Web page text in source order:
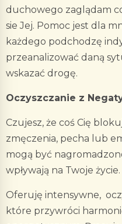
duchowego zaglądam
sie Jej. Pomoc jest dla
każdego podchodzę
przeanalizować daną
wskazać drogę.
Oczyszczanie z
Czujesz, że coś Cię
zmęczenia, pecha lub
mogą być
wpływają na Twoje życie.
Oferuję intensywne,
które przywróci